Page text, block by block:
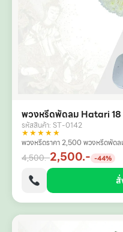
พวงหรีดพัดลม Hatari 18
รหัสสินค้า: ST-0142
★★★★★
พวงหรีดราคา 2,500 พวงหรีดพัด
4,500.-2,500.- -44%
สั่